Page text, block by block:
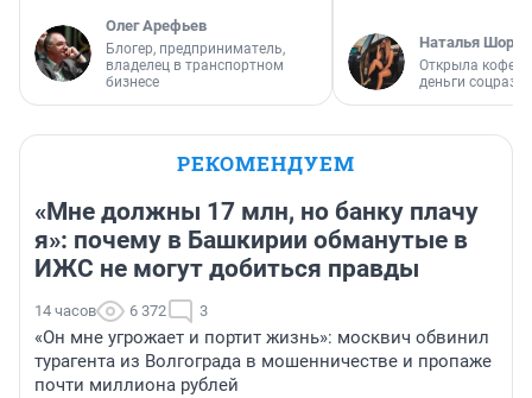
Олег Арефьев
Блогер, предприниматель,
владелец в транспортном
бизнесе
Наталья
Открыла
деньги
РЕКОМЕНДУЕМ
«Мне должны 17 млн, но банку плачу
я»: почему в Башкирии обманутые в
ИЖС не могут добиться правды
14 часов 6 372 3
«Он мне угрожает и портит жизнь»: москвич обвинил
турагента из Волгограда в мошенничестве и пропаже
почти миллиона рублей